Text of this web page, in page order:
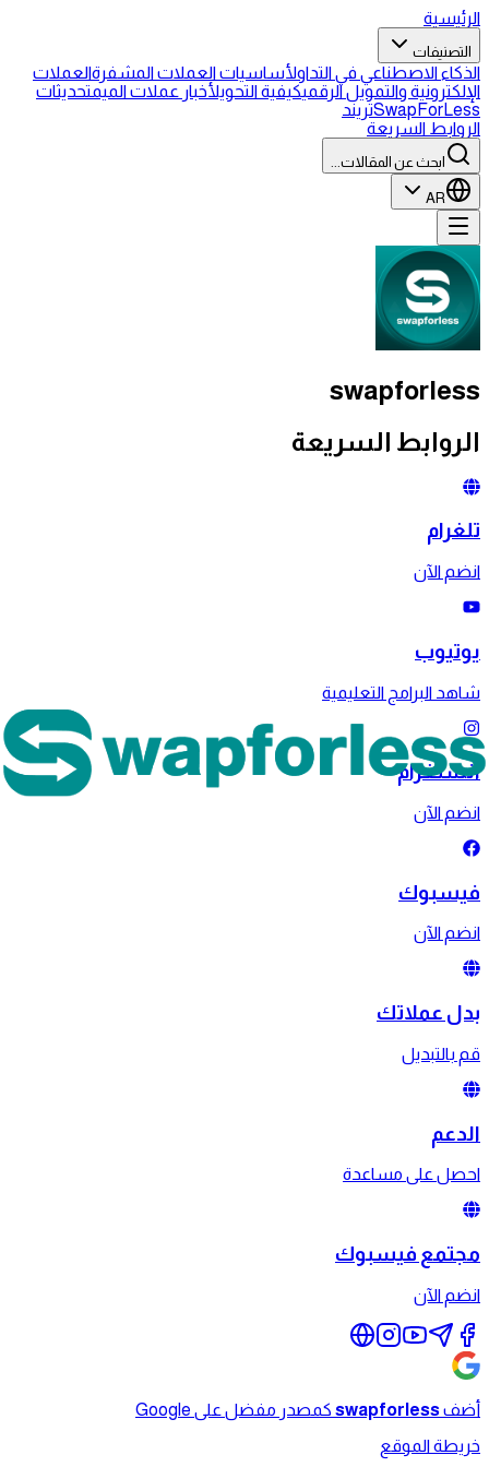
الرئيسية
التصنيفات
الذكاء الاصطناعي في التداولأساسيات العملات المشفرةالعملات
الإلكترونية والتمويل الرقميكيفية التحويلأخبار عملات الميمتحديثات
SwapForLessتريند
الروابط السريعة
ابحث عن المقالات...
AR
swapforless
الروابط السريعة
تلغرام
انضم الآن
يوتيوب
شاهد البرامج التعليمية
انستغرام
انضم الآن
فيسبوك
انضم الآن
بدل عملاتك
قم بالتبديل
الدعم
احصل على مساعدة
مجتمع فيسبوك
انضم الآن
أضفswapforless كمصدر مفضل على Google
خريطة الموقع